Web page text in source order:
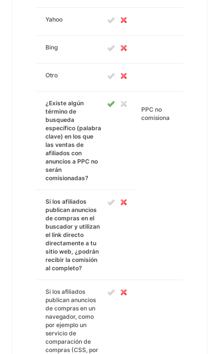
Yahoo
Bing
Otro
¿Existe algún
término de
busqueda
específico (palabra
clave) en los que
las ventas de
afiliados con
anuncios a PPC no
serán
comisionadas?
PPC no
comisiona
Si los afiliados
publican anuncios
de compras en el
buscador y utilizan
el link directo
directamente a tu
sitio web, ¿podrán
recibir la comisión
al completo?
Si los afiliados
publican anuncios
de compras en un
navegador, como
por ejemplo un
servicio de
comparación de
compras (CSS, por